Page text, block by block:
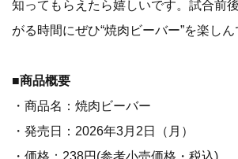
知ってもらえたら嬉しいです。試合前
がる時間にぜひ“焼肉ビーバー”を楽しん
■商品概要
・商品名：焼肉ビーバー
・発売日：2026年3月2日（月）
・価格：238円(参考小売価格・税込)